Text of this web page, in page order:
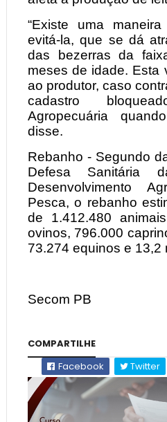
“Existe uma
evitá-la, que se dá
das bezerras da
meses de idade. Esta
ao produtor, caso
cadastro
Agropecuária
disse.
Rebanho - Segundo
Defesa Sanitária
Desenvolvimento
Pesca, o rebanho
de 1.412.480
ovinos, 796.000
73.274 equinos e 13,2
Secom PB
COMPARTILHE
Facebook
Twitter